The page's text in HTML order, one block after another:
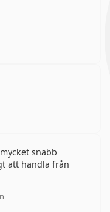
snabb
att handla från